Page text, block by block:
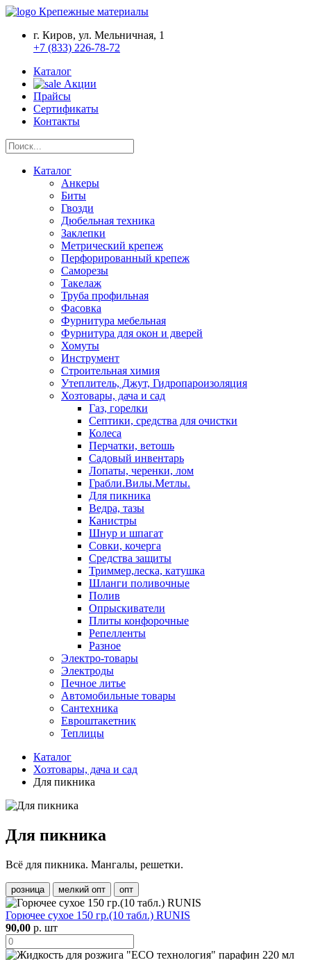
Крепежные материалы
г. Киров, ул. Мельничная, 1
+7 (833) 226-78-72
Каталог
Акции
Прайсы
Сертификаты
Контакты
Каталог
Анкеры
Биты
Гвозди
Дюбельная техника
Заклепки
Метрический крепеж
Перфорированный крепеж
Саморезы
Такелаж
Труба профильная
Фасовка
Фурнитура мебельная
Фурнитура для окон и дверей
Хомуты
Инструмент
Строительная химия
Утеплитель, Джут, Гидропароизоляция
Хозтовары, дача и сад
Газ, горелки
Септики, средства для очистки
Колеса
Перчатки, ветошь
Садовый инвентарь
Лопаты, черенки, лом
Грабли.Вилы.Метлы.
Для пикника
Ведра, тазы
Канистры
Шнур и шпагат
Совки, кочерга
Средства защиты
Триммер,леска, катушка
Шланги поливочные
Полив
Опрыскиватели
Плиты конфорочные
Репелленты
Разное
Электро-товары
Электроды
Печное литье
Автомобильные товары
Сантехника
Евроштакетник
Теплицы
Каталог
Хозтовары, дача и сад
Для пикника
Для пикника
Всё для пикника. Мангалы, решетки.
розница мелкий опт опт
Горючее сухое 150 гр.(10 табл.) RUNIS
90,00 р. шт